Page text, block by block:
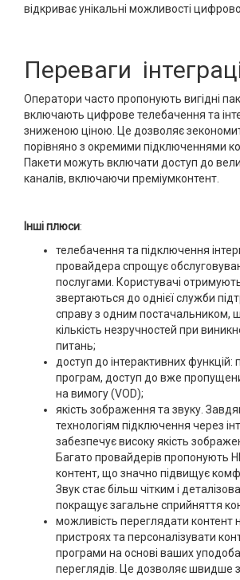
відкриває унікальні можливості
Переваги
Оператори часто пропонують вигідні
включають цифрове телебачення та
зниженою ціною. Це дозволяє
порівняно з окремими підключеннями
Пакети можуть включати доступ до
каналів, включаючи преміумконтент.
Інші плюси:
телебачення та підключення
провайдера спрощує
послугами. Користувачі
звертаються до однієї служби
справу з одним постачальником,
кількість незручностей при
питань;
доступ до інтерактивних функцій:
програм, доступ до вже
на вимогу (VOD);
якість зображення та звуку.
технологіям підключення через
забезпечує високу якість
Багато провайдерів пропонують
контент, що значно підвищує
Звук стає більш чітким і
покращує загальне сприйняття
можливість переглядати контент
пристроях та персоналізувати
програми на основі ваших
переглядів. Це дозволяє швидше